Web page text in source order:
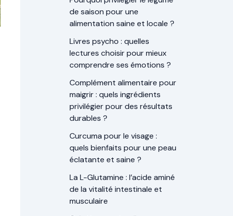
de saison pour une
alimentation saine et locale ?
Livres psycho : quelles
lectures choisir pour mieux
comprendre ses émotions ?
Complément alimentaire pour
maigrir : quels ingrédients
privilégier pour des résultats
durables ?
Curcuma pour le visage :
quels bienfaits pour une peau
éclatante et saine ?
La L-Glutamine : l’acide aminé
de la vitalité intestinale et
musculaire